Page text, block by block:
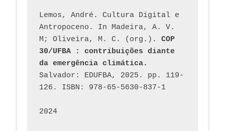
Lemos, André. Cultura Digital e
Antropoceno. In Madeira, A. V.
M; Oliveira, M. C. (org.). COP
30/UFBA : contribuições diante
da emergência climática.
Salvador: EDUFBA, 2025. pp. 119-
126. ISBN: 978-65-5630-837-1
2024